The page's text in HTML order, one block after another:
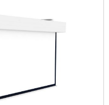
ELECTROL 400X235